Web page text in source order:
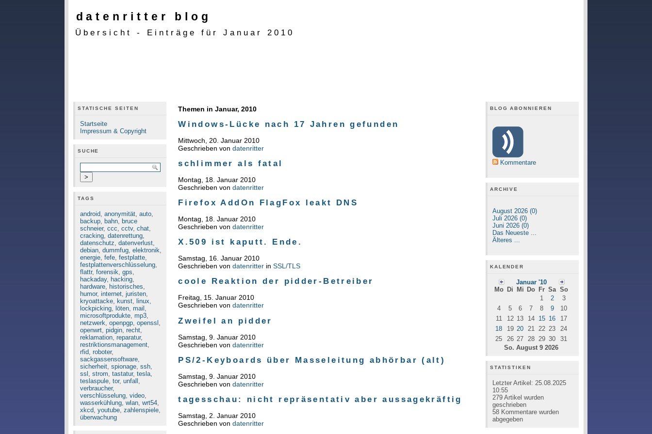
datenritter blog
Übersicht - Einträge für Januar 2010
STATISCHE SEITEN
Startseite
Impressum & Copyright
SUCHE
TAGS
android, anonymität, auto,
backup, bahn, bruce
schneier, ccc, cctv, chat,
cracking, datenrettung,
datenschutz, datenverlust,
debian, dummfug, elektronik,
energie, fefe, festplatte,
festplattenverschlüsselung,
flattr, forensik, gps,
hackaday, hacking,
hardware, historisches,
humor, internet, juristen,
kryoattacke, kunst, linux,
lockpicking, löten, mail ,
microsoftprodukte, mp3,
netzwerk, openpgp, openssl ,
openwrt, pidgin, recht,
reklamation, reparatur,
restriktionsmanagement,
rfid, roboter,
sackgassensoftware,
sicherheit, spionage, ssh,
ssl , strom, tastatur, tesla,
teslaspule, tor, unfall ,
verbraucher,
verschlüsselung, video,
wasserkühlung, wlan, wrt54,
xkcd, youtube, zahlenspiele,
überwachung
Themen in Januar, 2010
Windows-Lücke nach 17 Jahren gefunden
Mittwoch, 20. Januar 2010
Geschrieben vondatenritter
schlimmer als fatal
Montag, 18. Januar 2010
Geschrieben vondatenritter
Firefox AddOn FlagFox leakt DNS
Montag, 18. Januar 2010
Geschrieben vondatenritter
X.509 ist kaputt. Ende.
Samstag, 16. Januar 2010
Geschrieben vondatenritter inSSL/TLS
coole Reaktion der pidder-Betreiber
Freitag, 15. Januar 2010
Geschrieben vondatenritter
Zweifel an pidder
Samstag, 9. Januar 2010
Geschrieben vondatenritter
PS/2-Keyboards über Masseleitung abhörbar (alt)
Samstag, 9. Januar 2010
Geschrieben vondatenritter
tagesschau: nicht repräsentativ aber aussagekräftig
Samstag, 2. Januar 2010
Geschrieben vondatenritter
BLOG ABONNIEREN
Kommentare
ARCHIVE
August 2026 (0)
Juli 2026 (0)
Juni 2026 (0)
Das Neueste ...
Älteres ...
KALENDER
Januar '10
Mo
Di Mi Do Fr Sa So
So. August 9 2026
1 2
3
4
5 6 7 8 9
10
11
12 13 14 15 16
17
18
19 20 21 22 23
24
25
26 27 28 29 30 31
STATISTIKEN
Letzter Artikel: 25.08.2025
10:55
279Artikel wurden
geschrieben
58Kommentare wurden
abgegeben